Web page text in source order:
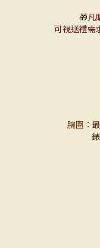
🎁凡
可視送禮需
腕圍：